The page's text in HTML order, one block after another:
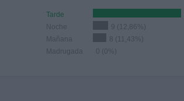
Tarde
Noche
9 (12,86%)
Mañana
8 (11,43%)
Madrugada
0 (0%)